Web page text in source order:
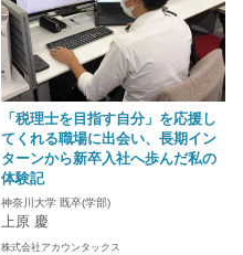
「税理士を目指す自分」を応援し
てくれる職場に出会い、長期イン
ターンから新卒入社へ歩んだ私の
体験記
神奈川大学 既卒(学部)
上原 慶
株式会社アカウンタックス